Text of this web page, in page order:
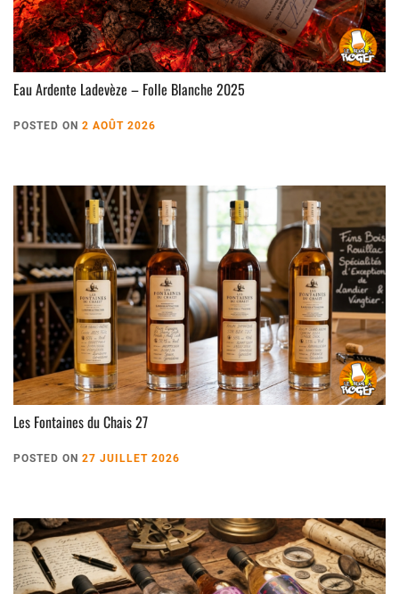
Eau Ardente Ladevèze – Folle Blanche 2025
POSTED ON 2 AOÛT 2026
Les Fontaines du Chais 27
POSTED ON 27 JUILLET 2026